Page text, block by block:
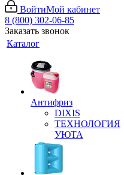
ВойтиМой кабинет
8 (800) 302-06-85
Заказать звонок
Каталог
Антифриз
DIXIS
ТЕХНОЛОГИЯ
УЮТА